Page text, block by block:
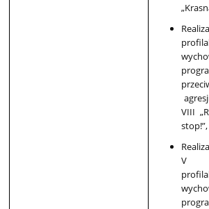
VIII
stop!”,
V